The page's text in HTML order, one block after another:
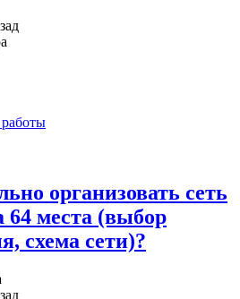
организовать сеть
места (выбор
схема сети)?